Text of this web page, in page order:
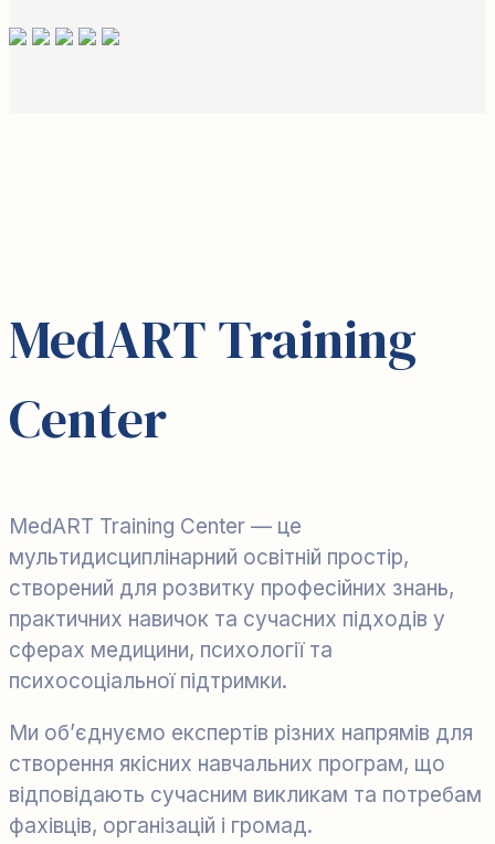
MedART Training
Center
MedART Training Center — це
мультидисциплінарний освітній простір,
створений для розвитку професійних знань,
практичних навичок та сучасних підходів у
сферах медицини, психології та
психосоціальної підтримки.
Ми об’єднуємо експертів різних напрямів для
створення якісних навчальних програм, що
відповідають сучасним викликам та потребам
фахівців, організацій і громад.